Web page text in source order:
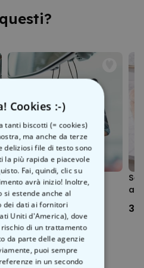
modo che il disegno risplenda, è
e fotografarlo con buona luce. In
perfetti e l'opera d'arte si
e vita a coste
i colori e il motivo
rispettosa del clima
fino a circa il +/-5%
Profumatore Auto
Personalizzato con
Aureola e Faccia Set da 2
19,99 €
Cookies :-)
tanti biscotti (= cookies)
ma anche da terze
deliziosi file di testo sono
la più rapida e piacevole
Fai, quindi, clic su
avrà inizio! Inoltre,
si estende anche al
dei dati ai fornitori
Uniti d'America), dove
di un trattamento
da parte delle agenzie
puoi sempre
in un secondo